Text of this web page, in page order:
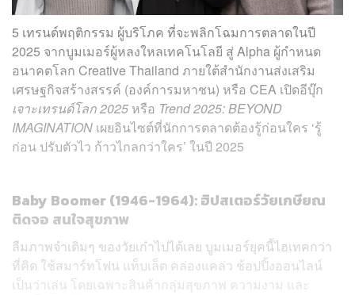
5 เทรนด์พฤติกรรม ผู้บริโภค ที่จะพลิกโฉมการตลาดในปี
2025 จากบูมเมอร์ผู้หลงใหลเทคโนโลยี สู่ Alpha ผู้กำหนด
อนาคตโลก Creative Thailand ภายใต้สำนักงานส่งเสริม
เศรษฐกิจสร้างสรรค์ (องค์การมหาชน) หรือ CEA เปิดอีบุ๊ก
เจาะเทรนด์โลก 2025 หรือ Trend 2025: BEYOND
IMAGINATION เผยอินไซต์ที่นักการตลาดต้องรู้ก่อนใคร ‘รู้
ก่อน ปรับตัวไว ก้าวไกลกว่าใคร’ ในปี 2025
Baby Boomer (1946-1964): ฮิปสเตอร์วัยเกษียณ
ติดจอ สนใจสุขภาพ
ลืมภาพจำเดิมๆ ของวัยเก๋าไปได้เลย บูมเมอร์ยุคนี้ไฮเทคกว่า
ที่คิด ใช้สมาร์ทโฟน แท็บเล็ต คล่องแคล่ว ช้อปปิ้งออนไลน์
เป็นว่าเล่น โดยเฉพาะสินค้ากลุ่มสุขภาพ ความงาม และ